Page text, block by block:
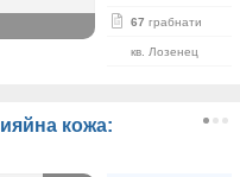
67 грабнати
кв. Лозенец
кожа: